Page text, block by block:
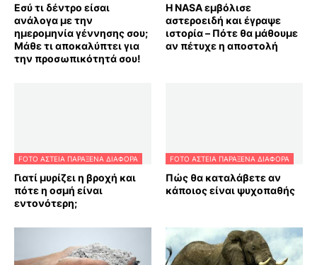
Εσύ τι δέντρο είσαι
ανάλογα με την
ημερομηνία γέννησης σου;
Μάθε τι αποκαλύπτει για
την προσωπικότητά σου!
Η NASA εμβόλισε
αστεροειδή και έγραψε
ιστορία – Πότε θα μάθουμε
αν πέτυχε η αποστολή
FOTO ΑΣΤΕΙΑ ΠΑΡΑΞΕΝΑ ΔΙΑΦΟΡΑ
Γιατί μυρίζει η βροχή και
πότε η οσμή είναι
εντονότερη;
FOTO ΑΣΤΕΙΑ ΠΑΡΑΞΕΝΑ ΔΙΑΦΟΡΑ
Πώς θα καταλάβετε αν
κάποιος είναι ψυχοπαθής